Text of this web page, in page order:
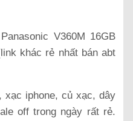
V360M 16GB
khác rẻ nhất bán abt
xạc iphone, củ xạc, dây
off trong ngày rất rẻ.